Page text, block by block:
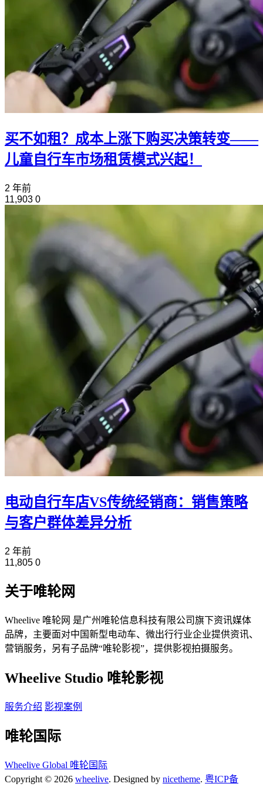
买不如租？成本上涨下购买决策转变——
儿童自行车市场租赁模式兴起！
2 年前
11,903 0
电动自行车店VS传统经销商：销售策略
与客户群体差异分析
2 年前
11,805 0
关于唯轮网
Wheelive 唯轮网 是广州唯轮信息科技有限公司旗下资讯媒体
品牌，主要面对中国新型电动车、微出行行业企业提供资讯、
营销服务，另有子品牌“唯轮影视”，提供影视拍摄服务。
Wheelive Studio 唯轮影视
服务介绍 影视案例
唯轮国际
Wheelive Global 唯轮国际
Copyright © 2026 wheelive. Designed by nicetheme. 粤ICP备